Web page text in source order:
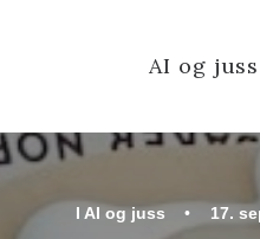
AI og juss
I AI og juss • 17.